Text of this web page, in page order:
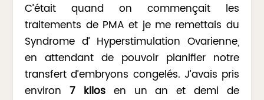
C’était quand on commençait les
traitements de PMA et je me remettais du
Syndrome d’ Hyperstimulation Ovarienne,
en attendant de pouvoir planifier notre
transfert d’embryons congelés. J’avais pris
environ7 kilosen un an et demi de